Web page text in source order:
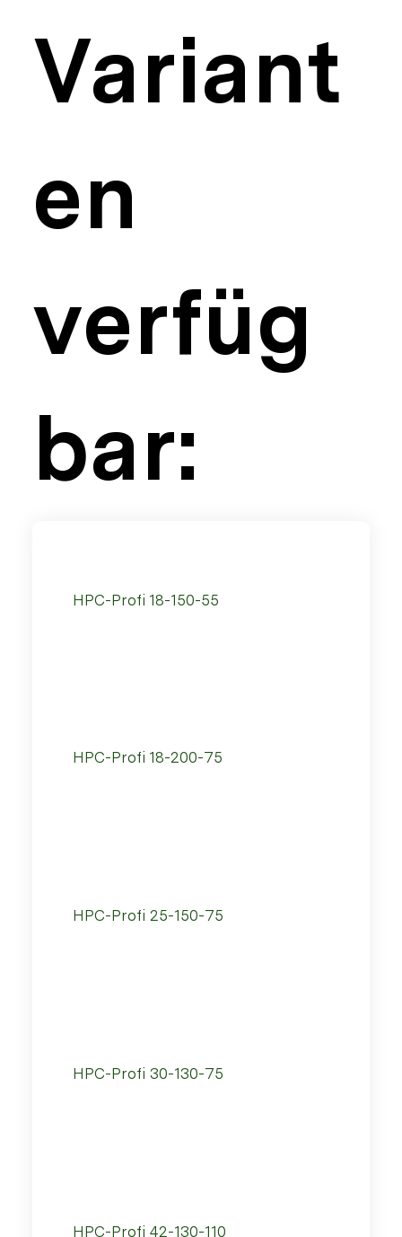
Variant
en
verfüg
bar:
HPC-Profi 18-150-55
HPC-Profi 18-200-75
HPC-Profi 25-150-75
HPC-Profi 30-130-75
HPC-Profi 42-130-110